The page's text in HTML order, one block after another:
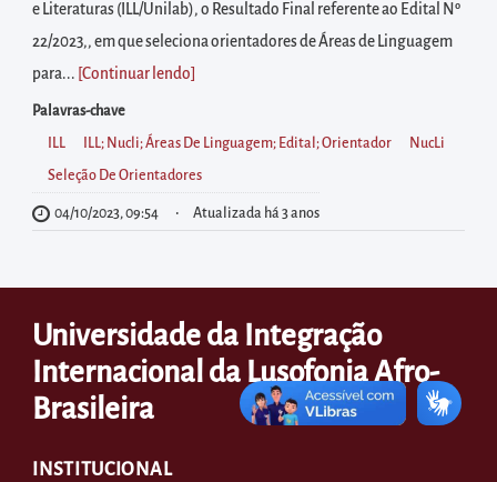
à
área
para
realizar
buscas
internas
Acessar
postas
no
rodapé
e Literaturas (ILL/Unilab), o Resultado Final referente ao Edital Nº
22/2023,, em que seleciona orientadores de Áreas de Linguagem
para... [Continuar lendo
Palavras-chave
ILL ILL; Nucli; Áreas De Linguagem; Edital; Orientador NucLi
Seleção De Orientadores
04/10/2023, 09:54 Atualizada há 3 anos
Universidade da Integração
Internacional da Lusofonia Afro-
Brasileira
INSTITUCIONAL